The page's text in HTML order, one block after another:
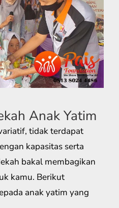
Anak Yatim
tidak terdapat
kapasitas serta
bakal membagikan
kamu. Berikut
anak yatim yang